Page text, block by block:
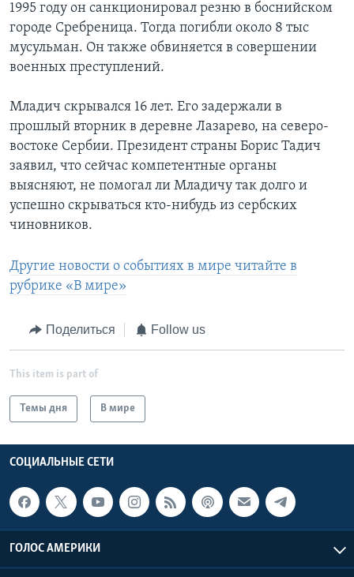
1995 году он санкционировал резню в боснийском
городе Сребреница. Тогда погибли около 8 тыс
мусульман. Он также обвиняется в совершении
военных преступлений.
Младич скрывался 16 лет. Его задержали в
прошлый вторник в деревне Лазарево, на северо-
востоке Сербии. Президент страны Борис Тадич
заявил, что сейчас компетентные органы
выясняют, не помогал ли Младичу так долго и
успешно скрываться кто-нибудь из сербских
чиновников.
Другие новости о событиях в мире читайте в
рубрике «В мире»
Поделиться Follow us
This item is part of
Темы дня В мире
СОЦИАЛЬНЫЕ СЕТИ
ГОЛОС АМЕРИКИ